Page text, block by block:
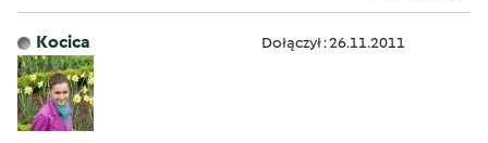
Kocica Dołączył : 26.11.2011